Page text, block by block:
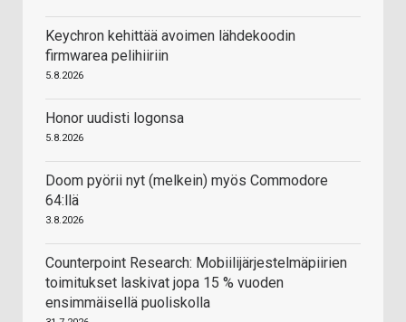
Keychron kehittää avoimen lähdekoodin
firmwarea pelihiiriin
5.8.2026
Honor uudisti logonsa
5.8.2026
Doom pyörii nyt (melkein) myös Commodore
64:llä
3.8.2026
Counterpoint Research: Mobiilijärjestelmäpiirien
toimitukset laskivat jopa 15 % vuoden
ensimmäisellä puoliskolla